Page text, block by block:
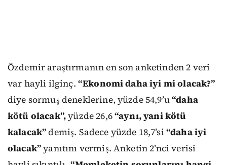
Özdemir araştırmanın en son anketinden 2 veri
var hayli ilginç. “Ekonomi daha iyi mi olacak?”
diye sormuş deneklerine, yüzde 54,9’u“daha
kötü olacak”,yüzde 26,6“aynı, yani kötü
kalacak”demiş. Sadece yüzde 18,7’si “daha iyi
olacak”yanıtını vermiş. Anketin 2’nci verisi